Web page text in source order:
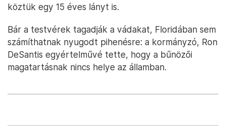
köztük egy 15 éves lányt is.
Bár a testvérek tagadják a vádakat, Floridában sem
számíthatnak nyugodt pihenésre: a kormányzó, Ron
DeSantis egyértelművé tette, hogy a bűnözői
magatartásnak nincs helye az államban.